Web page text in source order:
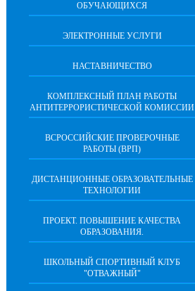
ОБУЧАЮЩИХСЯ
ЭЛЕКТРОННЫЕ УСЛУГИ
НАСТАВНИЧЕСТВО
КОМПЛЕКСНЫЙ ПЛАН РАБОТЫ
АНТИТЕРРОРИСТИЧЕСКОЙ КОМИССИИ
ВСРОССИЙСКИЕ ПРОВЕРОЧНЫЕ
РАБОТЫ (ВРП)
ДИСТАНЦИОННЫЕ ОБРАЗОВАТЕЛЬНЫЕ
ТЕХНОЛОГИИ
ПРОЕКТ. ПОВЫШЕНИЕ КАЧЕСТВА
ОБРАЗОВАНИЯ.
ШКОЛЬНЫЙ СПОРТИВНЫЙ КЛУБ
"ОТВАЖНЫЙ"